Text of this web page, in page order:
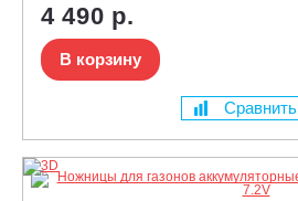
4 490 р.
В корзину
Сравнить